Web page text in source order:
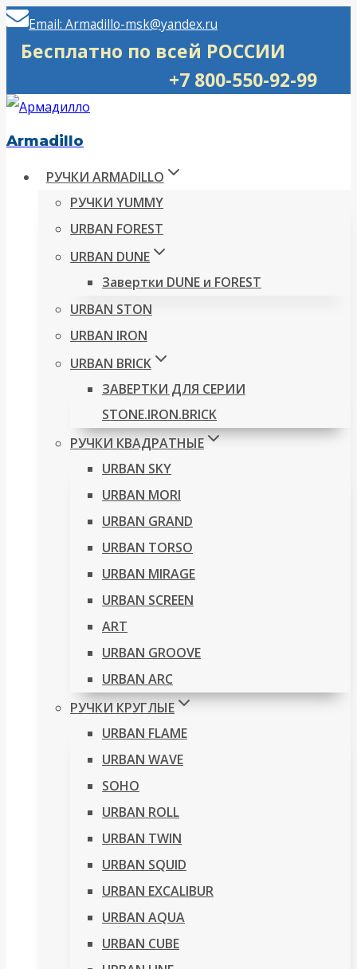
Перейти
Email: Armadillo-msk@yandex.ru
Бесплатно по всей РОССИИ
+7 800-550-92-99
Armadillo
РУЧКИ ARMADILLO
РУЧКИ YUMMY
URBAN FOREST
URBAN DUNE
Завертки DUNE и FOREST
URBAN STON
URBAN IRON
URBAN BRICK
ЗАВЕРТКИ ДЛЯ СЕРИИ
STONE.IRON.BRICK
РУЧКИ КВАДРАТНЫЕ
URBAN SKY
URBAN MORI
URBAN GRAND
URBAN TORSO
URBAN MIRAGE
URBAN SCREEN
ART
URBAN GROOVE
URBAN ARC
РУЧКИ КРУГЛЫЕ
URBAN FLAME
URBAN WAVE
SOHO
URBAN ROLL
URBAN TWIN
URBAN SQUID
URBAN EXCALIBUR
URBAN AQUA
URBAN CUBE